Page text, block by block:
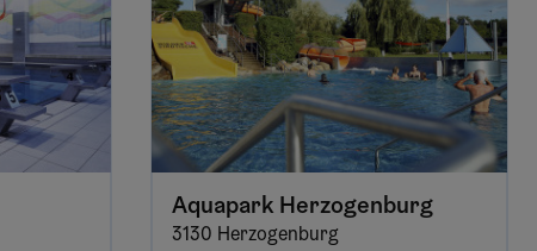
Aquapark Herzogenburg
3130 Herzogenburg